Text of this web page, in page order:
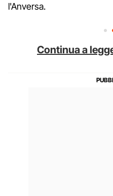
l'Anversa.
Continua a